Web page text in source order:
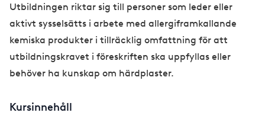
Utbildningen riktar sig till personer som leder eller
aktivt sysselsätts i arbete med allergiframkallande
kemiska produkter i tillräcklig omfattning för att
utbildningskravet i föreskriften ska uppfyllas eller
behöver ha kunskap om härdplaster.
Kursinnehåll